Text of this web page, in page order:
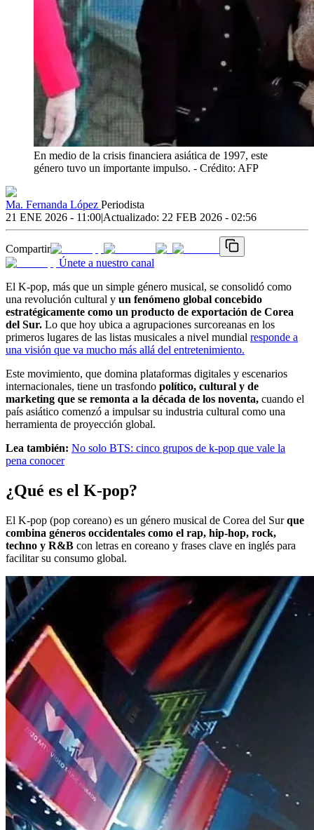
En medio de la crisis financiera asiática de 1997, este
género tuvo un importante impulso. - Crédito: AFP
Ma. Fernanda López Periodista
21 ENE 2026 - 11:00|Actualizado: 22 FEB 2026 - 02:56
Compartir
Únete a nuestro canal
El K-pop, más que un simple género musical, se consolidó como
una revolución cultural y un fenómeno global concebido
estratégicamente como un producto de exportación de Corea
del Sur. Lo que hoy ubica a agrupaciones surcoreanas en los
primeros lugares de las listas musicales a nivel mundial responde a
una visión que va mucho más allá del entretenimiento.
Este movimiento, que domina plataformas digitales y escenarios
internacionales, tiene un trasfondo político, cultural y de
marketing que se remonta a la década de los noventa, cuando el
país asiático comenzó a impulsar su industria cultural como una
herramienta de proyección global.
Lea también: No solo BTS: cinco grupos de k-pop que vale la
pena conocer
¿Qué es el K-pop?
El K-pop (pop coreano) es un género musical de Corea del Surque
combina géneros occidentales como el rap, hip-hop, rock,
techno y R&B con letras en coreano y frases clave en inglés para
facilitar su consumo global.